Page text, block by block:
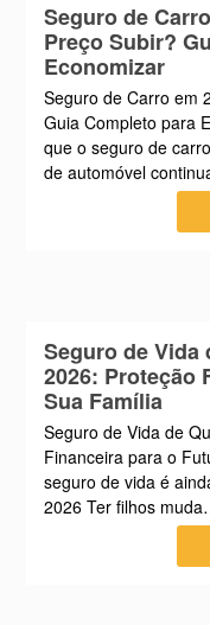
Seguro de
Preço Subir?
Economizar
Seguro de Carro em
Guia Completo para
que o seguro de
de automóvel
Seguro de Vida
2026: Proteção
Sua Família
Seguro de Vida de
Financeira para o
seguro de vida é
2026 Ter filhos